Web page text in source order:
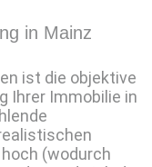
in Mainz
ist die objektive
Ihrer Immobilie in
(wodurch